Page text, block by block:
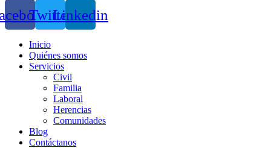
TwitterLinkedin
Inicio
Quiénes somos
Servicios
Civil
Familia
Laboral
Herencias
Comunidades
Blog
Contáctanos